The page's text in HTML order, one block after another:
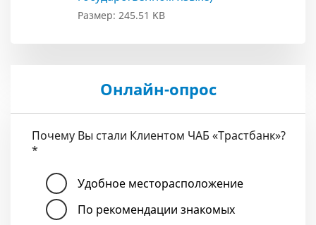
Размер: 245.51 KB
Онлайн-опрос
Почему Вы стали Клиентом ЧАБ «Трастбанк»?
*
Удобное месторасположение
По рекомендации знакомых